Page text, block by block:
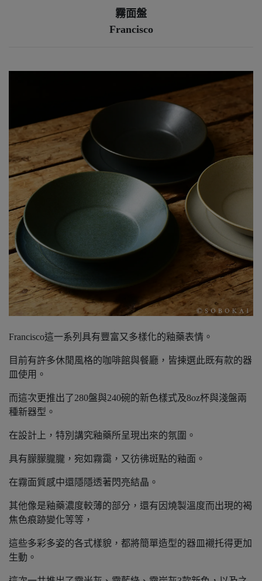
霧面盤
Francisco
Francisco這一系列具有豐富又多樣化的釉藥表情。
目前有許多休閒風格的咖啡館與餐廳，皆揀選此既有款的器
皿使用。
而這次更推出了280盤與240碗的新色樣式及8oz杯與淺盤兩
種新器型。
在設計上，特別講究釉藥所呈現出來的氛圍。
具有朦朦朧朧，宛如霧靄，又彷彿斑點的釉面。
在霧面質感中還隱隱透著閃亮結晶。
其他像是釉藥濃度較薄的部分，還有因燒製溫度而出現的褐
焦色痕跡變化等等，
這些多彩多姿的各式樣貌，都將簡單造型的器皿襯托得更加
生動。